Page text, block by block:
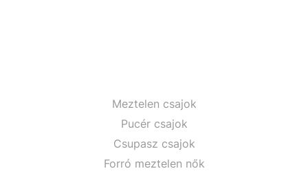
Meztelen csajok
Pucér csajok
Csupasz csajok
Forró meztelen nők